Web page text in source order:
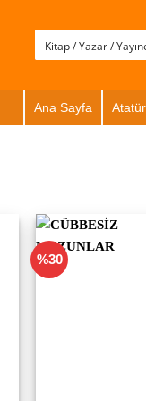
Ana Sayfa
%30